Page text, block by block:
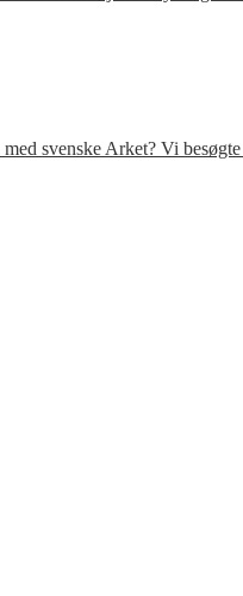
svenske Arket? Vi